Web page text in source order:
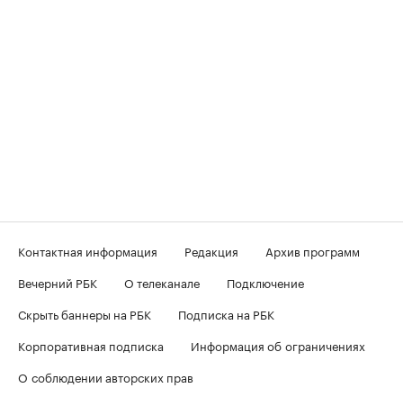
Контактная информация Редакция
Архив программ
Вечерний РБК
О телеканале
Подключение
Скрыть баннеры на РБК
Подписка на РБК
Корпоративная подписка
Информация об ограничениях
О соблюдении авторских прав